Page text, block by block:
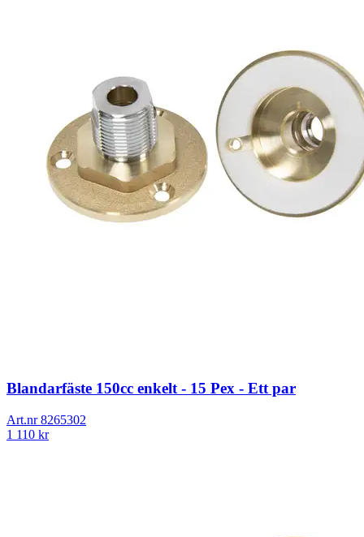
Blandarfäste 150cc enkelt - 15 Pex - Ett par
Art.nr8265302
1 110 kr